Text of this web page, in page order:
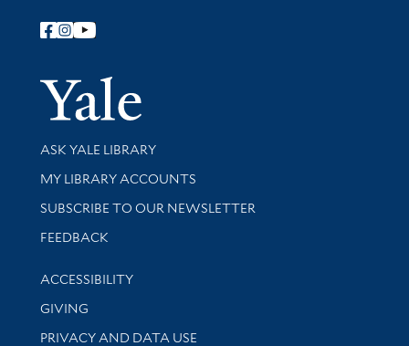
Follow Yale Library
Yale
Library Services
ASK YALE LIBRARY
Get research help and support
MY LIBRARY ACCOUNTS
SUBSCRIBE TO OUR NEWSLETTER
Stay updated with library news and events
FEEDBACK
Library Information
ACCESSIBILITY
GIVING
PRIVACY AND DATA USE